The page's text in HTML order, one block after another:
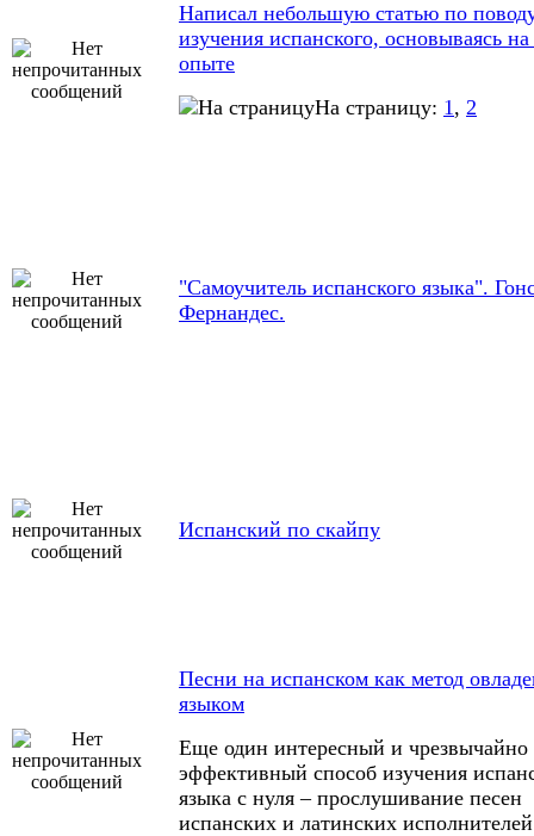
Написал небольшую статью по
изучения испанского, основываясь
опыте
На страницу: 1, 2
"Самоучитель испанского языка".
Фернандес.
Испанский по скайпу
Песни на испанском как метод
языком
Еще один интересный и чрезвычайно
эффективный способ изучения
языка с нуля – прослушивание песен
испанских и латинских